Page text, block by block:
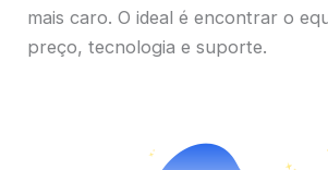
mais caro. O ideal é encontrar o
preço, tecnologia e suporte.